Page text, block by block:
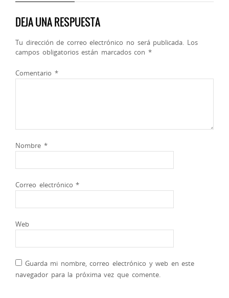
DEJA UNA RESPUESTA
Tu dirección de correo electrónico no será publicada. Los
campos obligatorios están marcados con *
Comentario *
Nombre *
Correo electrónico*
Web
Guarda mi nombre, correo electrónico y web en este
navegador para la próxima vez que comente.